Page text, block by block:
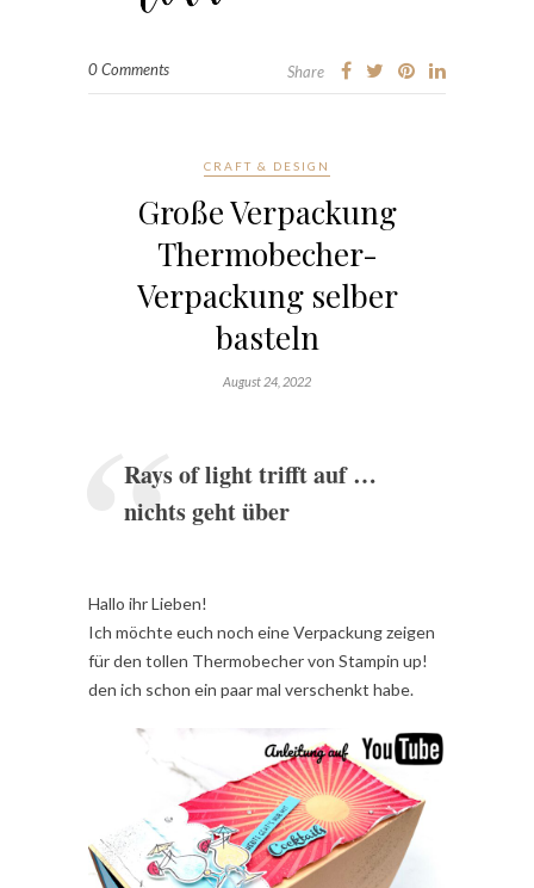
0 Comments Share
CRAFT & DESIGN
Große Verpackung
Thermobecher-
Verpackung selber
basteln
August 24, 2022
Rays of light trifft auf …
nichts geht über
Hallo ihr Lieben!
Ich möchte euch noch eine Verpackung zeigen
für den tollen Thermobecher von Stampin up!
den ich schon ein paar mal verschenkt habe.